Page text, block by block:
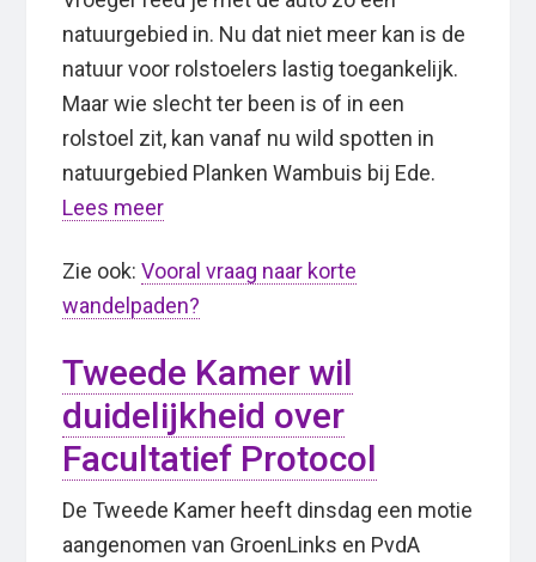
natuurgebied in. Nu dat niet meer kan is de
natuur voor rolstoelers lastig toegankelijk.
Maar wie slecht ter been is of in een
rolstoel zit, kan vanaf nu wild spotten in
natuurgebied Planken Wambuis bij Ede.
Lees meer
Zie ook:Vooral vraag naar korte
wandelpaden?
Tweede Kamer wil
duidelijkheid over
Facultatief Protocol
De Tweede Kamer heeft dinsdag een motie
aangenomen van GroenLinks en PvdA